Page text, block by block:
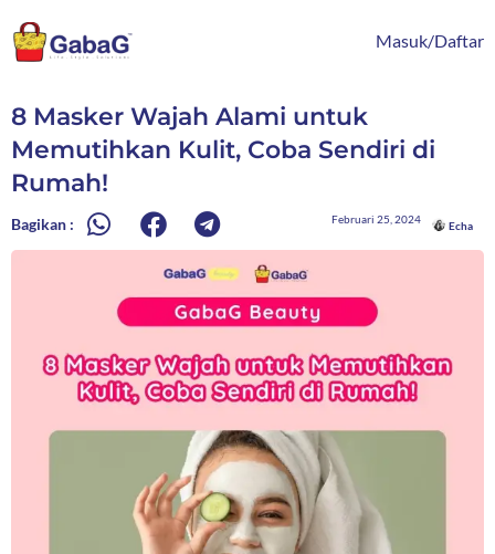
ke
konten
Masuk/Daftar
8 Masker Wajah Alami untuk
Memutihkan Kulit, Coba Sendiri di
Rumah!
Bagikan : Februari 25, 2024
Echa